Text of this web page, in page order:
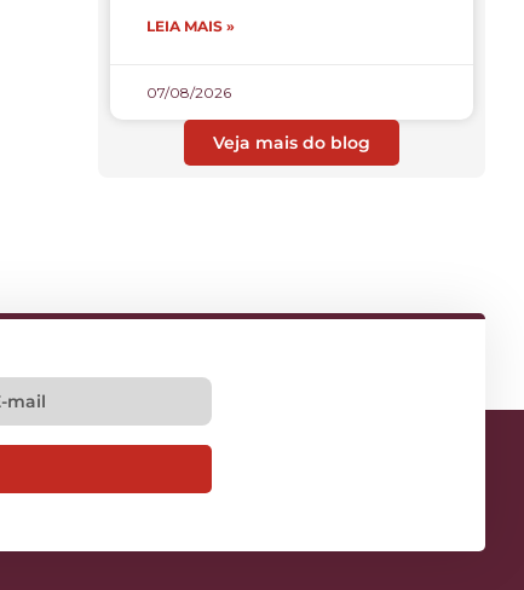
LEIA MAIS »
07/08/2026
Veja mais do blog